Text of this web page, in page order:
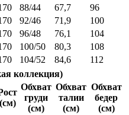
88/44 67,7
96
92/46 71,9
100
96/48 76,1
104
100/50 80,3
108
104/52 84,6
112
коллекция)
(см)
Обхват
груди
(см)
Обхват
талии
(см)
Обхват
бедер
(см)